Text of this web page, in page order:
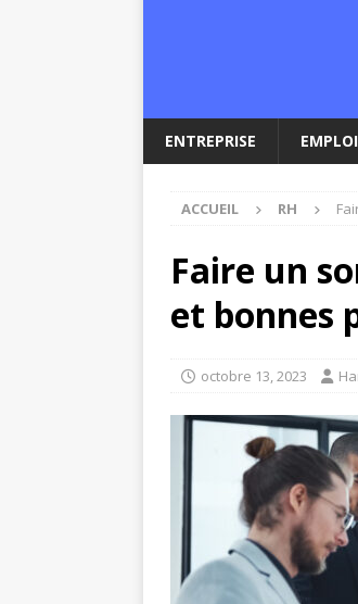
ENTREPRISE EMPLOI
ACCUEIL RH
Faire un
et bonnes
octobre 13, 2023